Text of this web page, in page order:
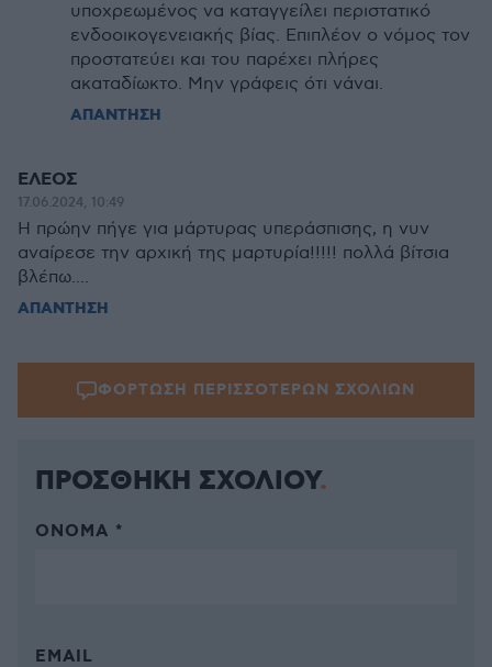
υποχρεωμένος να καταγγείλει περιστατικό
ενδοοικογενειακής βίας. Επιπλέον ο νόμος τον
προστατεύει και του παρέχει πλήρες
ακαταδίωκτο. Μην γράφεις ότι νάναι.
ΑΠΑΝΤΗΣΗ
ΕΛΕΟΣ
17.06.2024, 10:49
Η πρώην πήγε για μάρτυρας υπεράσπισης, η νυν
αναίρεσε την αρχική της μαρτυρία!!!!! πολλά βίτσια
βλέπω....
ΑΠΑΝΤΗΣΗ
ΦΟΡΤΩΣΗ ΠΕΡΙΣΣΟΤΕΡΩΝ ΣΧΟΛΙΩΝ
ΠΡΟΣΘΗΚΗ ΣΧΟΛΙΟΥ
ΌΝΟΜΑ *
EMAIL